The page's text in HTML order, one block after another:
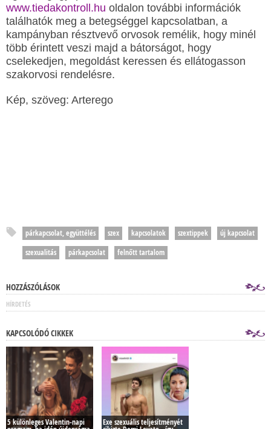
www.tiedakontroll.hu oldalon további információk
találhatók meg a betegséggel kapcsolatban, a
kampányban résztvevő orvosok remélik, hogy minél
több érintett veszi majd a bátorságot, hogy
cselekedjen, megoldást keressen és ellátogasson
szakorvosi rendelésre.
Kép, szöveg: Arterego
párkapcsolat, együttélés szex kapcsolatok szextippek
új kapcsolat
szexualitás
párkapcsolat felnőtt tartalom
HOZZÁSZÓLÁSOK
HÍRDETÉS
KAPCSOLÓDÓ CIKKEK
5 különleges Valentin-napi Exe szexuális teljesítményét